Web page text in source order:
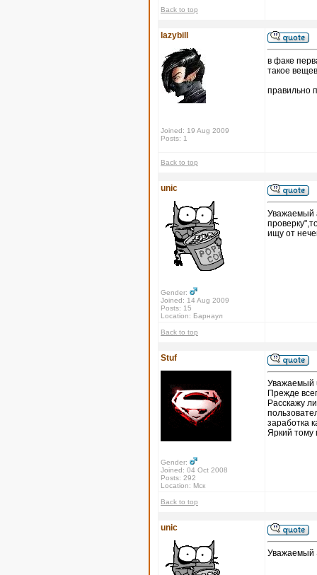
Back to top
lazybill
Joined: 19 Aug 2009
Posts: 1
в факе
такое
правильно
Back to top
unic
Gender:
Joined: 14 Aug 2009
Posts: 15
Location: Барнаул
Уважаемый
ищу от
Back to top
Stuf
Gender:
Joined: 04 Oct 2008
Posts: 292
Location: Мск
Уважаемый
Прежде
Расскажу
заработка
Яркий тому
Back to top
unic
Уважаемый